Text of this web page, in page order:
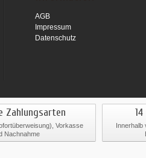
AGB
Impressum
Datenschutz
Zahlungsarten
Vorkasse
Nachnahme
Innerhalb